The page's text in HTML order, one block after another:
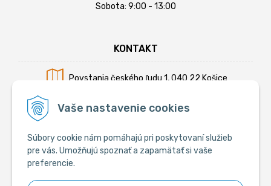
Vaše nastavenie cookies
Súbory cookie nám pomáhajú pri poskytovaní služieb
pre vás. Umožňujú spoznať a zapamätať si vaše
preferencie.
Sobota: 9:00 - 13:00
KONTAKT
Povstania českého ľudu 1, 040 22 Košice
Mobil:+421 902 794 355
E-mail:info@krmiva.sk